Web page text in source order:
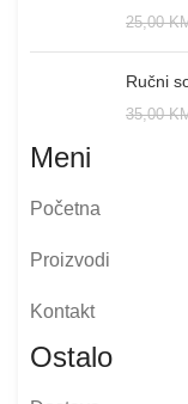
25,00
Ručni
35,00
Meni
Početna
Proizvodi
Kontakt
Ostalo